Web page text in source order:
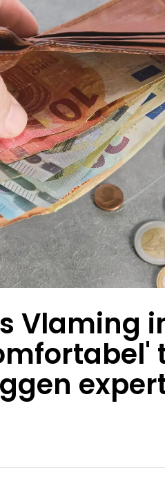
Vlaming